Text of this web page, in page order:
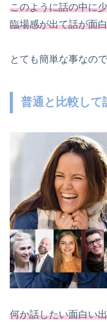
このように話の中に
臨場感が出て話が面
とても簡単な事なの
普通と比較して
何か話したい面白い